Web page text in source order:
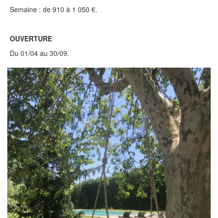
Semaine : de 910 à 1 050 €.
OUVERTURE
Du 01/04 au 30/09.